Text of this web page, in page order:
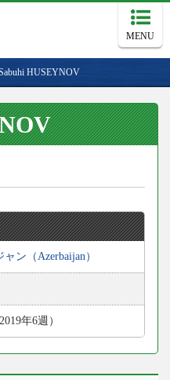
MENU
HUSEYNOV
ン（Azerbaijan）
年6週）